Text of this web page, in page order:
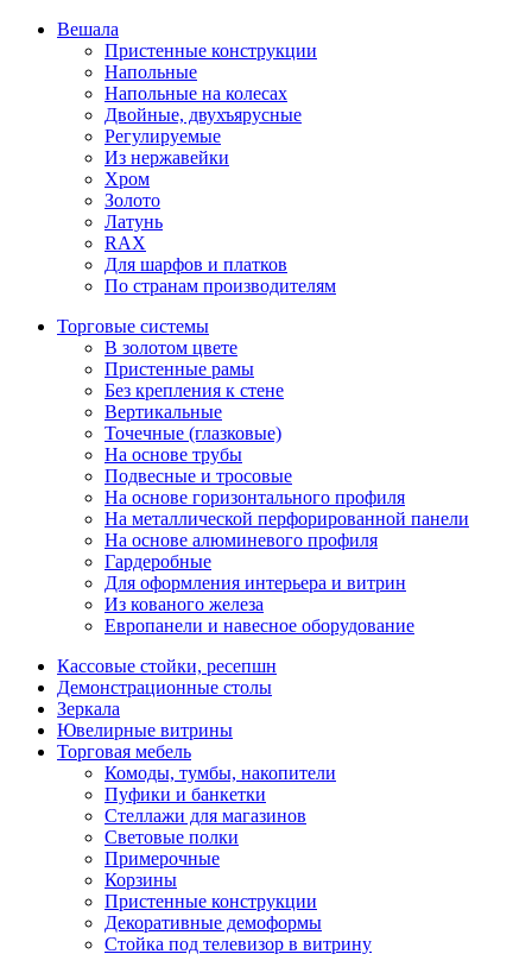
Вешала
Пристенные конструкции
Напольные
Напольные на колесах
Двойные, двухъярусные
Регулируемые
Из нержавейки
Хром
Золото
Латунь
RAX
Для шарфов и платков
По странам производителям
Торговые системы
В золотом цвете
Пристенные рамы
Без крепления к стене
Вертикальные
Точечные (глазковые)
На основе трубы
Подвесные и тросовые
На основе горизонтального профиля
На металлической перфорированной панели
На основе алюминевого профиля
Гардеробные
Для оформления интерьера и витрин
Из кованого железа
Европанели и навесное оборудование
Кассовые стойки, ресепшн
Демонстрационные столы
Зеркала
Ювелирные витрины
Торговая мебель
Комоды, тумбы, накопители
Пуфики и банкетки
Стеллажи для магазинов
Световые полки
Примерочные
Корзины
Пристенные конструкции
Декоративные демоформы
Стойка под телевизор в витрину